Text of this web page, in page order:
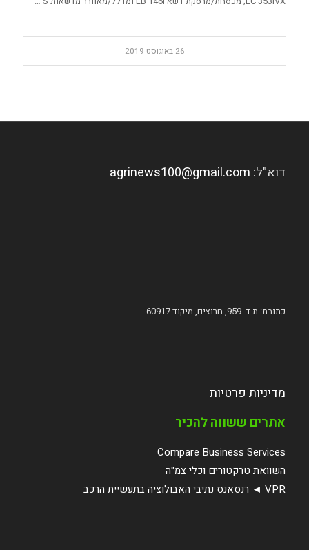
26 באוגוסט 2019
דוא"ל: agrinews100@gmail.com
כתובת: ת.ד. 959, חרוצים, מיקוד 60917
מדיניות פרטיות
אתרים ששווה להכיר
Compare Business Services
השוואת טרקטורים וכלי צמ"ה
VPR ◄ רנסאנס נתיבי האבולוציה בתעשיית הרכב